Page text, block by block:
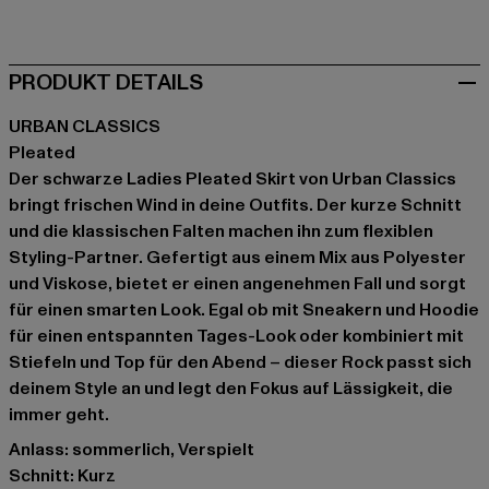
PRODUKT DETAILS
URBAN CLASSICS
Pleated
Der schwarze Ladies Pleated Skirt von Urban Classics
bringt frischen Wind in deine Outfits. Der kurze Schnitt
und die klassischen Falten machen ihn zum flexiblen
Styling-Partner. Gefertigt aus einem Mix aus Polyester
und Viskose, bietet er einen angenehmen Fall und sorgt
für einen smarten Look. Egal ob mit Sneakern und Hoodie
für einen entspannten Tages-Look oder kombiniert mit
Stiefeln und Top für den Abend – dieser Rock passt sich
deinem Style an und legt den Fokus auf Lässigkeit, die
immer geht.
Anlass: sommerlich, Verspielt
Schnitt: Kurz